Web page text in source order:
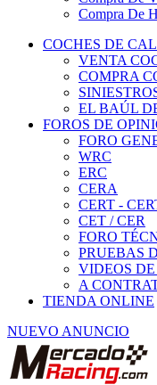
COCHES DE
VENTA
COMPRA
EL BAÚL
FOROS DE
FORO
WRC
ERC
CERA
CERT -
CET / CER
FORO
PRUEBAS
VIDEOS
A
TIENDA ONLINE
NUEVO ANUNCIO